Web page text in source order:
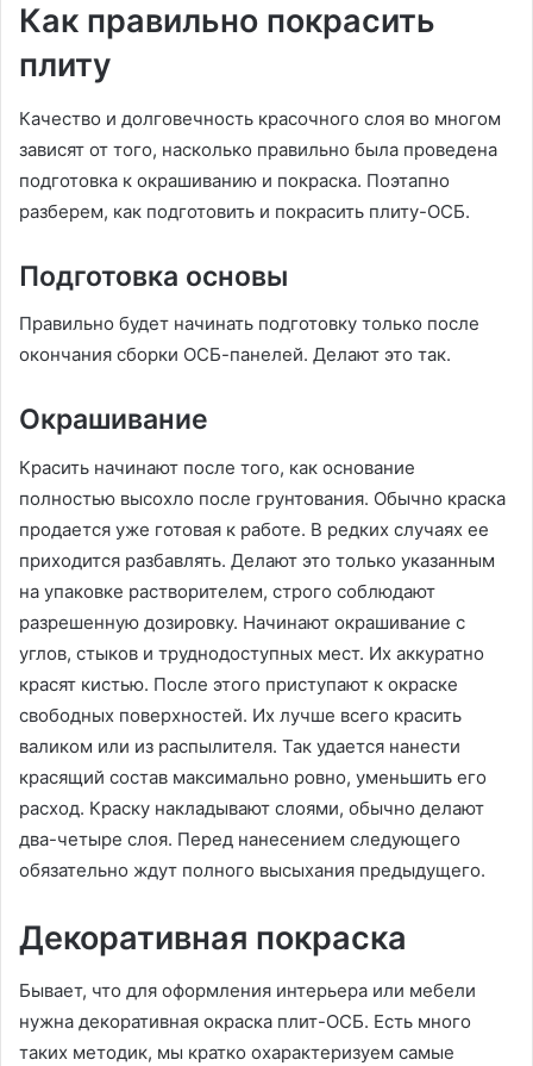
Как правильно покрасить
плиту
Качество и долговечность красочного слоя во многом
зависят от того, насколько правильно была проведена
подготовка к окрашиванию и покраска. Поэтапно
разберем, как подготовить и покрасить плиту-ОСБ.
Подготовка основы
Правильно будет начинать подготовку только после
окончания сборки ОСБ-панелей. Делают это так.
Окрашивание
Красить начинают после того, как основание
полностью высохло после грунтования. Обычно краска
продается уже готовая к работе. В редких случаях ее
приходится разбавлять. Делают это только указанным
на упаковке растворителем, строго соблюдают
разрешенную дозировку. Начинают окрашивание с
углов, стыков и труднодоступных мест. Их аккуратно
красят кистью. После этого приступают к окраске
свободных поверхностей. Их лучше всего красить
валиком или из распылителя. Так удается нанести
красящий состав максимально ровно, уменьшить его
расход. Краску накладывают слоями, обычно делают
два-четыре слоя. Перед нанесением следующего
обязательно ждут полного высыхания предыдущего.
Декоративная покраска
Бывает, что для оформления интерьера или мебели
нужна декоративная окраска плит-ОСБ. Есть много
таких методик, мы кратко охарактеризуем самые